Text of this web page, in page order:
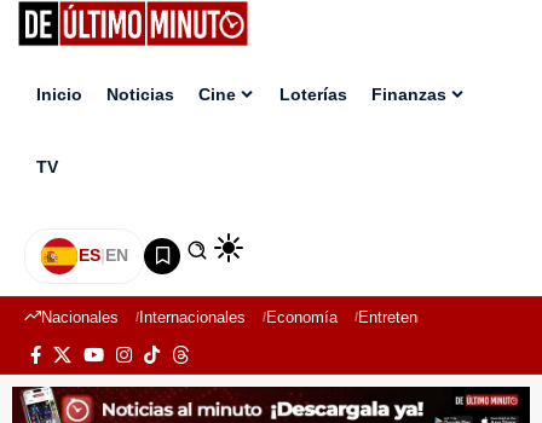
Inicio Noticias Cine Loterías Finanzas
TV
ES|EN
Nacionales Internacionales Economía Entretenimiento